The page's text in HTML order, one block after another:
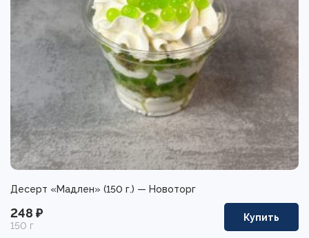
Десерт «Мадлен» (150 г.) — Новоторг
248 ₽
150 г
Купить